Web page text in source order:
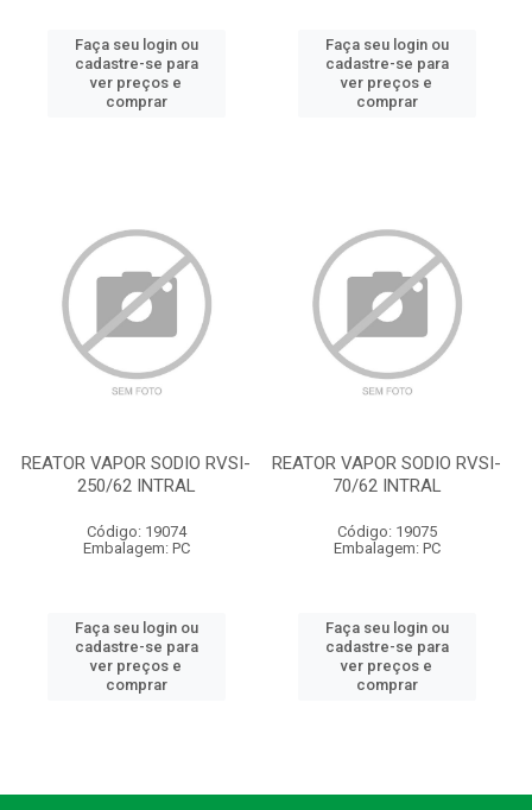
Faça seu login ou
cadastre-se para
ver preços e
comprar
Faça seu login ou
cadastre-se para
ver preços e
comprar
REATOR VAPOR SODIO RVSI-
250/62 INTRAL
Código: 19074
Embalagem: PC
Faça seu login ou
cadastre-se para
ver preços e
comprar
REATOR VAPOR SODIO RVSI-
70/62 INTRAL
Código: 19075
Embalagem: PC
Faça seu login ou
cadastre-se para
ver preços e
comprar